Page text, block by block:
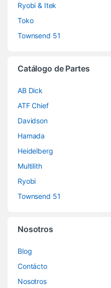
Ryobi & Itek
Toko
Townsend 51
Catálogo de Partes
AB Dick
ATF Chief
Davidson
Hamada
Heidelberg
Multilith
Ryobi
Townsend 51
Nosotros
Blog
Contácto
Nosotros